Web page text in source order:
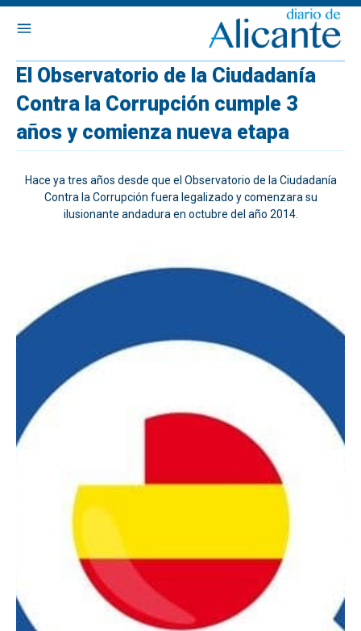
El Observatorio de la Ciudadanía
Contra la Corrupción cumple 3
años y comienza nueva etapa
Hace ya tres años desde que el Observatorio de la Ciudadanía
Contra la Corrupción fuera legalizado y comenzara su
ilusionante andadura en octubre del año 2014.